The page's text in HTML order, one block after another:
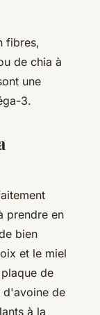
fibres,
de chia à
une
3.
prendre en
bien
et le miel
de
d'avoine de
à la